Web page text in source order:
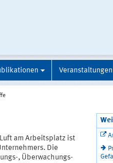
Veranstaltungen
am Arbeitsplatz ist
Die
, Überwachungs-